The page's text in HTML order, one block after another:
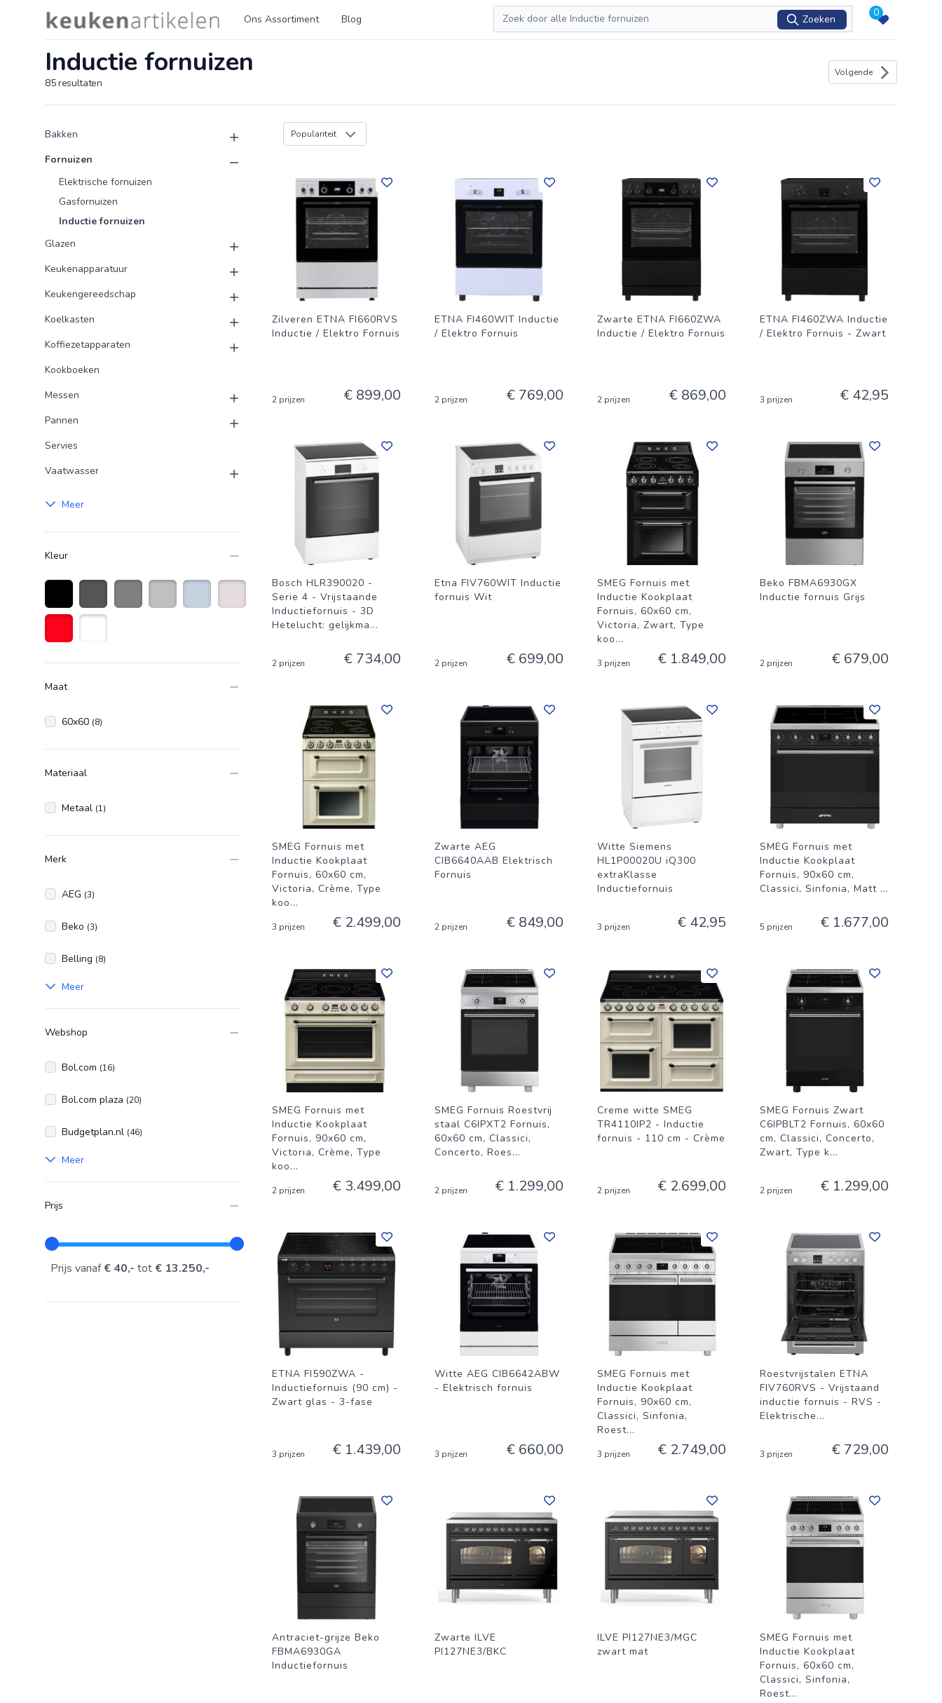
Logo keukenartikelen.com Ons Assortiment Blog
Zoeken
Zoeken
0
Inductie fornuizen
85resultaten
Volgende
Producten
Product categorieën
Bakken
Fornuizen
Elektrische fornuizen
Gasfornuizen
Inductie fornuizen
Glazen
Keukenapparatuur
Keukengereedschap
Koelkasten
Koffiezetapparaten
Kookboeken
Messen
Pannen
Servies
Vaatwasser
Meer
Kleur
Zwart Antraciet grijs
Maat
60x60 (8)
Materiaal
Metaal (1)
Merk
AEG (3)
Beko (3)
Belling (8)
Meer
Webshop
Bol.com (16)
Bol.com plaza (20)
Budgetplan.nl (46)
Meer
Prijs
Prijs vanaf€ 40,- tot € 13.250,-
Populariteit
Zilveren ETNA FI660RVS
Inductie / Elektro Fornuis
2 prijzen € 899,00
ETNA FI460WIT Inductie
/ Elektro Fornuis
2 prijzen € 769,00
Zwarte ETNA FI660ZWA
Inductie / Elektro Fornuis
2 prijzen € 869,00
ETNA FI460ZWA Inductie
/ Elektro Fornuis - Zwart
3 prijzen € 42,95
Bosch HLR390020 -
Serie 4 - Vrijstaande
Inductiefornuis - 3D
Hetelucht: gelijkma...
2 prijzen € 734,00
Etna FIV760WIT Inductie
fornuis Wit
2 prijzen € 699,00
SMEG Fornuis met
Inductie Kookplaat
Fornuis, 60x60 cm,
Victoria, Zwart, Type
koo...
3 prijzen € 1.849,00
Beko FBMA6930GX
Inductie fornuis Grijs
2 prijzen € 679,00
SMEG Fornuis met
Inductie Kookplaat
Fornuis, 60x60 cm,
Victoria, Crème, Type
koo...
3 prijzen € 2.499,00
Zwarte AEG
CIB6640AAB Elektrisch
Fornuis
2 prijzen € 849,00
Witte Siemens
HL1P00020U iQ300
extraKlasse
Inductiefornuis
3 prijzen € 42,95
SMEG Fornuis met
Inductie Kookplaat
Fornuis, 90x60 cm,
Classici, Sinfonia, Matt ...
5 prijzen € 1.677,00
SMEG Fornuis met
Inductie Kookplaat
Fornuis, 90x60 cm,
Victoria, Crème, Type
koo...
2 prijzen € 3.499,00
SMEG Fornuis Roestvrij
staal C6IPXT2 Fornuis,
60x60 cm, Classici,
Concerto, Roes...
2 prijzen € 1.299,00
Creme witte SMEG
TR4110IP2 - Inductie
fornuis - 110 cm - Crème
2 prijzen € 2.699,00
SMEG Fornuis Zwart
C6IPBLT2 Fornuis, 60x60
cm, Classici, Concerto,
Zwart, Type k...
2 prijzen € 1.299,00
ETNA FI590ZWA -
Inductiefornuis (90 cm) -
Zwart glas - 3-fase
3 prijzen € 1.439,00
Witte AEG CIB6642ABW
- Elektrisch fornuis
3 prijzen € 660,00
SMEG Fornuis met
Inductie Kookplaat
Fornuis, 90x60 cm,
Classici, Sinfonia,
Roest...
3 prijzen € 2.749,00
Roestvrijstalen ETNA
FIV760RVS - Vrijstaand
inductie fornuis - RVS -
Elektrische...
3 prijzen € 729,00
Antraciet-grijze Beko
FBMA6930GA
Inductiefornuis
Zwarte ILVE
PI127NE3/BKC
ILVE PI127NE3/MGC
zwart mat
SMEG Fornuis met
Inductie Kookplaat
Fornuis, 60x60 cm,
Classici, Sinfonia,
Roest...